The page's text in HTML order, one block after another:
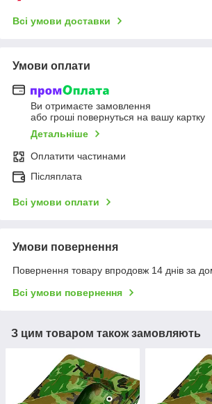
Всі умови доставки
Умови оплати
Ви отримаєте замовлення
або гроші повернуться на вашу картку
Детальніше
Оплатити частинами
Післяплата
Всі умови оплати
Умови повернення
Повернення товару впродовж 14 днів за
Всі умови повернення
З цим товаром також замовляють